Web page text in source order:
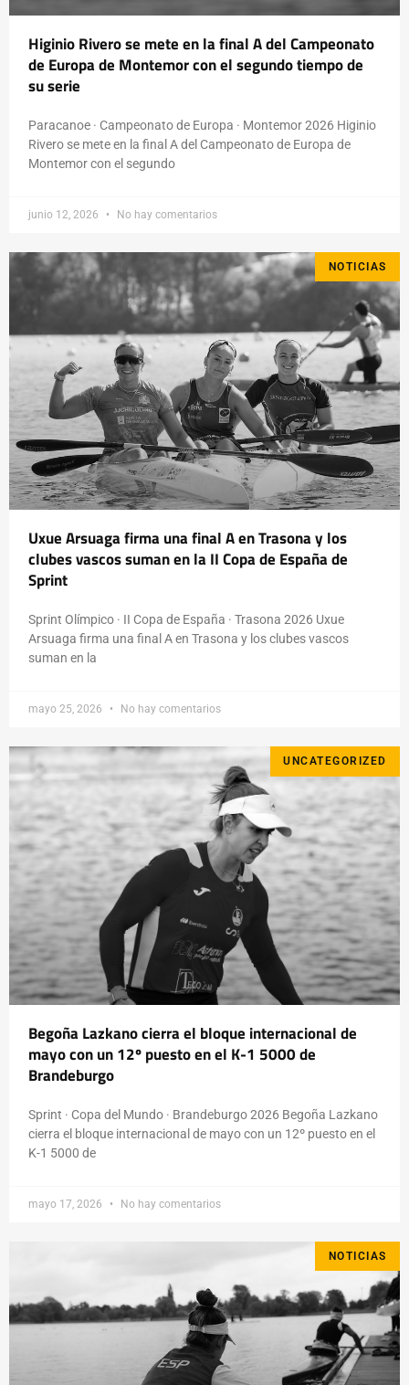
Higinio Rivero se mete en la final A del Campeonato
de Europa de Montemor con el segundo tiempo de
su serie
Paracanoe · Campeonato de Europa · Montemor 2026 Higinio
Rivero se mete en la final A del Campeonato de Europa de
Montemor con el segundo
junio 12, 2026 No hay comentarios
NOTICIAS
Uxue Arsuaga firma una final A en Trasona y los
clubes vascos suman en la II Copa de España de
Sprint
Sprint Olímpico · II Copa de España · Trasona 2026 Uxue
Arsuaga firma una final A en Trasona y los clubes vascos
suman en la
mayo 25, 2026 No hay comentarios
UNCATEGORIZED
Begoña Lazkano cierra el bloque internacional de
mayo con un 12º puesto en el K-1 5000 de
Brandeburgo
Sprint · Copa del Mundo · Brandeburgo 2026 Begoña Lazkano
cierra el bloque internacional de mayo con un 12º puesto en el
K-1 5000 de
mayo 17, 2026 No hay comentarios
NOTICIAS